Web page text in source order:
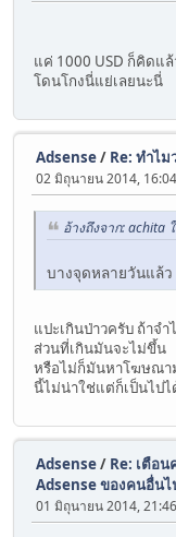
แค่ 1000 USD ก็คิดแ
โดนโกงนี่แย่เลยนะนี่
Adsense/ Re: ทำไ
02 มิถุนายน 2014,
อ้างถึงจาก: achita
บางจุดหลายวันแล้ว
แปะเกินป่าวครับ ถ้าจ
ส่วนที่เกินมันจะไม่ขึ้น
หรือไม่ก็มันหาโฆษณา
นี้ไม่น่าใช่แต่ก็เป็นไปไ
Adsense/ Re: เตือ
Adsense ของคนอื่นไ
01 มิถุนายน 2014,